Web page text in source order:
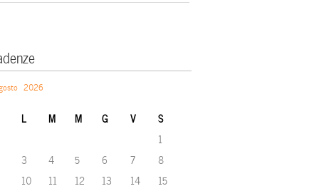
2026
L M M G V S
1
3 4 5 6 7
8
10 11 12 13 14
15